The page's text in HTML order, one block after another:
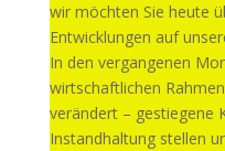
wir möchten Sie heute
Entwicklungen auf
In den vergangenen
wirtschaftlichen
verändert – gestiegene
Instandhaltung stellen